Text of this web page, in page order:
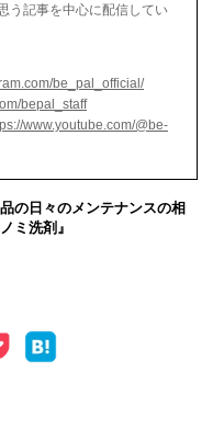
う記事を中心に配信してい
be_pal_official/
bepal_staff
www.youtube.com/@be-
の日々のメンテナンスの相
ミ洗剤』